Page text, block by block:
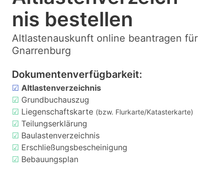
nis bestellen
Altlastenauskunft online beantragen für
Gnarrenburg
Dokumentenverfügbarkeit:
☑ Altlastenverzeichnis
☑ Grundbuchauszug
☑ Liegenschaftskarte (bzw. Flurkarte/Katasterkarte)
☑ Teilungserklärung
☑ Baulastenverzeichnis
☑ Erschließungsbescheinigung
☑ Bebauungsplan